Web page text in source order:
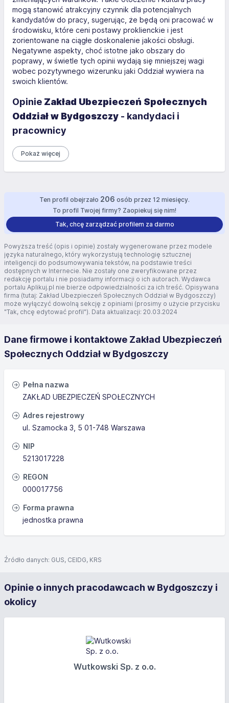
mogą stanowić atrakcyjny czynnik dla potencjalnych
kandydatów do pracy, sugerując, że będą oni pracować w
środowisku, które ceni postawy proklienckie i jest
zorientowane na ciągłe doskonalenie jakości obsługi.
Negatywne aspekty, choć istotne jako obszary do
poprawy, w świetle tych opinii wydają się mniejszej wagi
wobec pozytywnego wizerunku jaki Oddział wywiera na
swoich klientów.
Opinie Zakład Ubezpieczeń Społecznych
Oddział w Bydgoszczy - kandydaci i
pracownicy
Pokaż więcej
Ten profil obejrzało 206 osób przez 12 miesięcy.
To profil Twojej firmy? Zaopiekuj się nim!
Tak, chcę zarządzać profilem za darmo
Powyższa treść (opis i opinie) zostały wygenerowane przez modele
języka naturalnego, który wykorzystują technologię sztucznej
inteligencji do podsumowywania tekstów, na podstawie treści
dostępnych w Internecie. Nie zostały one zweryfikowane przez
redakcję portalu i nie posiadamy informacji o ich autorach. Wydawca
portalu Aplikuj.pl nie bierze odpowiedzialności za ich treść. Opisywana
firma (tutaj: Zakład Ubezpieczeń Społecznych Oddział w Bydgoszczy)
może wyłączyć dowolną sekcję z opiniami (prosimy o użycie przycisku
"Tak, chcę edytować profil"). Data aktualizacji: 20.03.2024
Dane firmowe i kontaktowe Zakład Ubezpieczeń
Społecznych Oddział w Bydgoszczy
Pełna nazwa
ZAKŁAD UBEZPIECZEŃ SPOŁECZNYCH
Adres rejestrowy
ul. Szamocka 3, 5 01-748 Warszawa
NIP
5213017228
REGON
000017756
Forma prawna
jednostka prawna
Źródło danych: GUS, CEIDG, KRS
Opinie o innych pracodawcach w Bydgoszczy i
okolicy
Wutkowski Sp. z o.o.